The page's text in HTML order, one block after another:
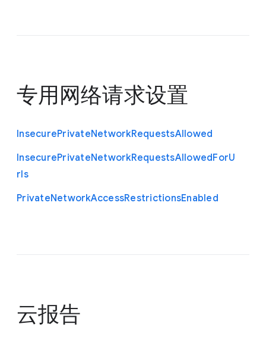
专用网络请求设置
InsecurePrivateNetworkRequestsAllowed
InsecurePrivateNetworkRequestsAllowedForU
rls
PrivateNetworkAccessRestrictionsEnabled
云报告